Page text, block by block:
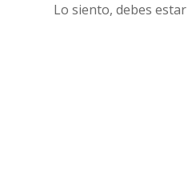
Lo siento, debes estar